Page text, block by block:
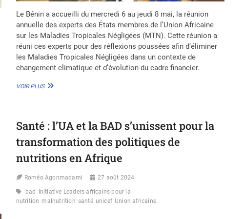
Le Bénin a accueilli du mercredi 6 au jeudi 8 mai, la réunion
annuelle des experts des États membres de l’Union Africaine
sur les Maladies Tropicales Négligées (MTN). Cette réunion a
réuni ces experts pour des réflexions poussées afin d’éliminer
les Maladies Tropicales Négligées dans un contexte de
changement climatique et d’évolution du cadre financier.
VOIR PLUSMTN
L’UA
EN
SYNERGIE
D’ACTIONS
POUR
ÉRADICATION
Santé : l’UA et la BAD s’unissent pour la
transformation des politiques de
nutritions en Afrique
Roméo Agonmadami 27 août 2024
bad
Initiative Leaders africains pour la
nutrition malnutrition santé unicef Union africaine